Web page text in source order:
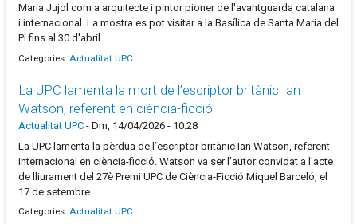
Maria Jujol com a arquitecte i pintor pioner de l'avantguarda catalana
i internacional. La mostra es pot visitar a la Basílica de Santa Maria del
Pi fins al 30 d'abril.
Categories: Actualitat UPC
La UPC lamenta la mort de l’escriptor britànic Ian
Watson, referent en ciència-ficció
Actualitat UPC - Dm, 14/04/2026 - 10:28
La UPC lamenta la pèrdua de l’escriptor britànic Ian Watson, referent
internacional en ciència-ficció. Watson va ser l'autor convidat a l'acte
de lliurament del 27è Premi UPC de Ciència-Ficció Miquel Barceló, el
17 de setembre.
Categories: Actualitat UPC